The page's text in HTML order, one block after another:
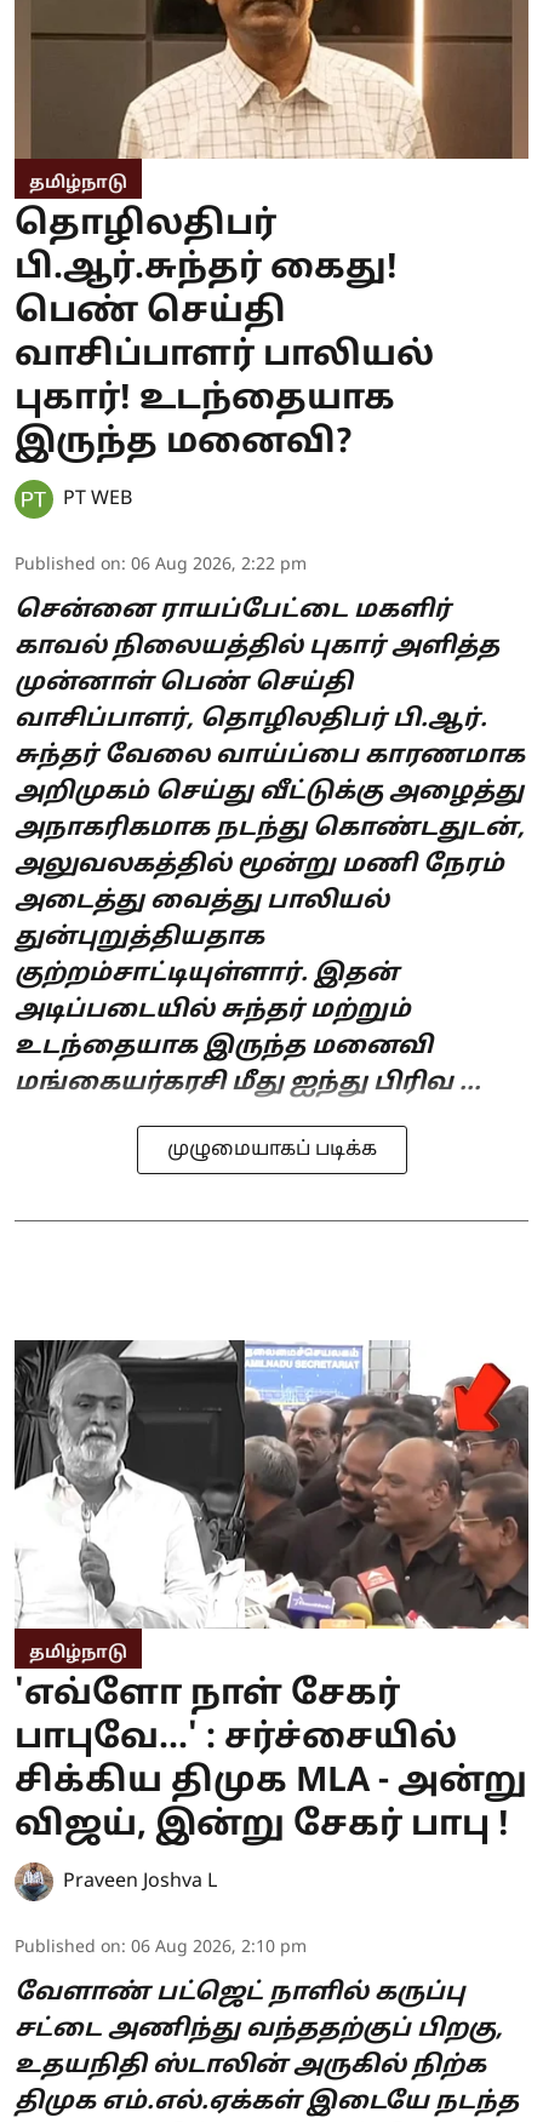
தமிழ்நாடு
தொழிலதிபர்
பி.ஆர்.சுந்தர் கைது!
பெண் செய்தி
வாசிப்பாளர் பாலியல்
புகார்! உடந்தையாக
இருந்த மனைவி?
PT WEB
Published on: 06 Aug 2026, 2:22 pm
சென்னை ராயப்பேட்டை மகளிர்
காவல் நிலையத்தில் புகார் அளித்த
முன்னாள் பெண் செய்தி
வாசிப்பாளர், தொழிலதிபர் பி.ஆர்.
சுந்தர் வேலை வாய்ப்பை காரணமாக
அறிமுகம் செய்து வீட்டுக்கு அழைத்து
அநாகரிகமாக நடந்து கொண்டதுடன்,
அலுவலகத்தில் மூன்று மணி நேரம்
அடைத்து வைத்து பாலியல்
துன்புறுத்தியதாக
குற்றம்சாட்டியுள்ளார். இதன்
அடிப்படையில் சுந்தர் மற்றும்
உடந்தையாக இருந்த மனைவி
மங்கையர்கரசி மீது ஐந்து பிரிவ ...
முழுமையாகப் படிக்க
தமிழ்நாடு
'எவ்ளோ நாள் சேகர்
பாபுவே...' : சர்ச்சையில்
சிக்கிய திமுக MLA - அன்று
விஜய், இன்று சேகர் பாபு !
Praveen Joshva L
Published on: 06 Aug 2026, 2:10 pm
வேளாண் பட்ஜெட் நாளில் கருப்பு
சட்டை அணிந்து வந்ததற்குப் பிறகு,
உதயநிதி ஸ்டாலின் அருகில் நிற்க
திமுக எம்.எல்.ஏக்கள் இடையே நடந்த